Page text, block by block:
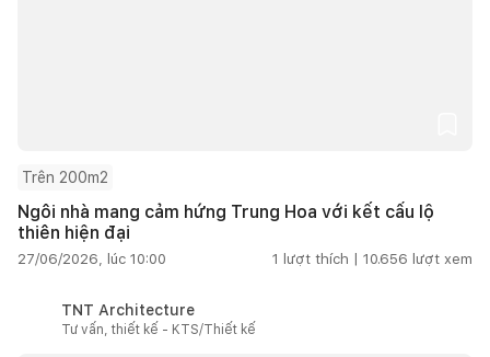
Trên 200m2
Ngôi nhà mang cảm hứng Trung Hoa với kết cấu lộ
thiên hiện đại
27/06/2026, lúc 10:00 1 lượt thích | 10.656 lượt xem
TNT Architecture
Tư vấn, thiết kế - KTS/Thiết kế